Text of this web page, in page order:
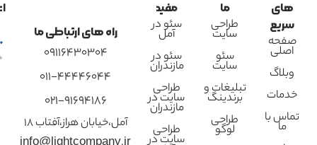
های
سریع
صفحه
اصلی
وبلاگ
خدمات
تماس با
ما
ما
طراحی
سایت
سئو
سایت
تبلیغات و
برندینگ
طراحی
لوگو
مفید
سئو در
آمل
سئو در
مازندران
طراحی
سایت در
مازندران
طراحی
سایت در
راه های ارتباطی ما
09116430304
011-44446044
021-91694186
آمل،خیابان هراز،آفتاب 18